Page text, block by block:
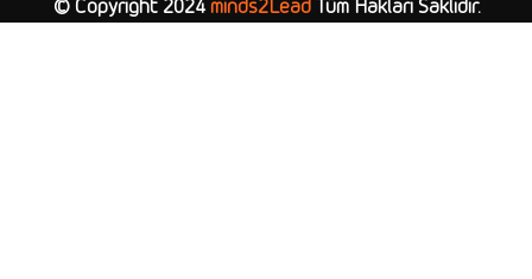
© Copyright 2024 minds2LeadTüm Hakları Saklıdır.